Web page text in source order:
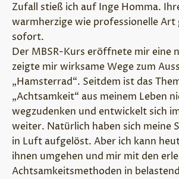
Zufall stieß ich auf Inge Homma.
warmherzige wie professionelle Art
sofort.
Der MBSR-Kurs eröffnete mir eine
zeigte mir wirksame Wege zum
„Hamsterrad“. Seitdem ist das
„Achtsamkeit“ aus meinem Leben
wegzudenken und entwickelt sich
weiter. Natürlich haben sich meine
in Luft aufgelöst. Aber ich kann
ihnen umgehen und mir mit den
Achtsamkeitsmethoden in